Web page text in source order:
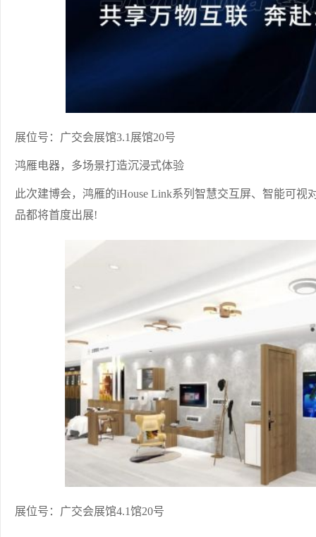
展位号：广交会展馆3.1展馆20号
鸿雁电器，多场景打造沉浸式体验
此次建博会，鸿雁的iHouse Link系列智慧交互屏、智能可
品都将首度出展!
展位号：广交会展馆4.1馆20号